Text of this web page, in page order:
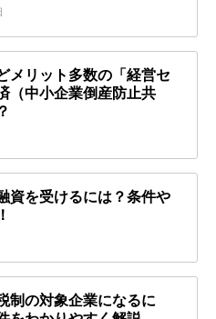
メリット多数の「経営セ
（中小企業倒産防止共
資を受けるには？条件や
制の対象企業になるに